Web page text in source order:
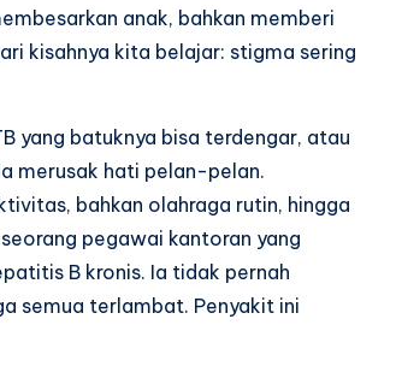
anak, bahkan memberi
kisahnya kita belajar: stigma sering
yang batuknya bisa terdengar, atau
merusak hati pelan-pelan.
bahkan olahraga rutin, hingga
pegawai kantoran yang
B kronis. Ia tidak pernah
semua terlambat. Penyakit ini